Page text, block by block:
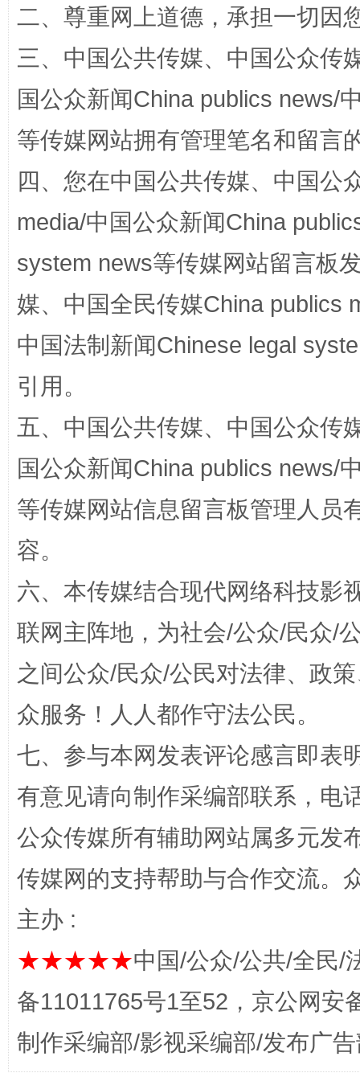
这是一记警钟！ 谢
在谋一域中谋全局
今
习近平的博鳌关键词
生
二、尊重网上道德，承担一切因
三、中国公共传媒、中国公众传
国公众新闻China publics news/
等传媒网站拥有管理笔名和留言
四、您在中国公共传媒、中国公
media/中国公众新闻China
system news等传媒网站留言板
媒、中国全民传媒China publics
中国法制新闻Chinese legal
引用。
五、中国公共传媒、中国公众传
国公众新闻China publics news/
等传媒网站信息留言板管理人员
容。
六、本传媒结合现代网络科技影
联网主阵地，为社会/公众/民众/
之间公众/民众/公民对法律、政
众服务！人人都作守法公民。
七、参与本网发表评论感言即表
有意见请向制作采编部联系，电
公众传媒所有辅助网站属多元发
传媒网的支持帮助与合作交流。
主办 :
★★★★★中国/公众/公共/全民/
备11011765号1至52，京公网安
制作采编部/影视采编部/发布广